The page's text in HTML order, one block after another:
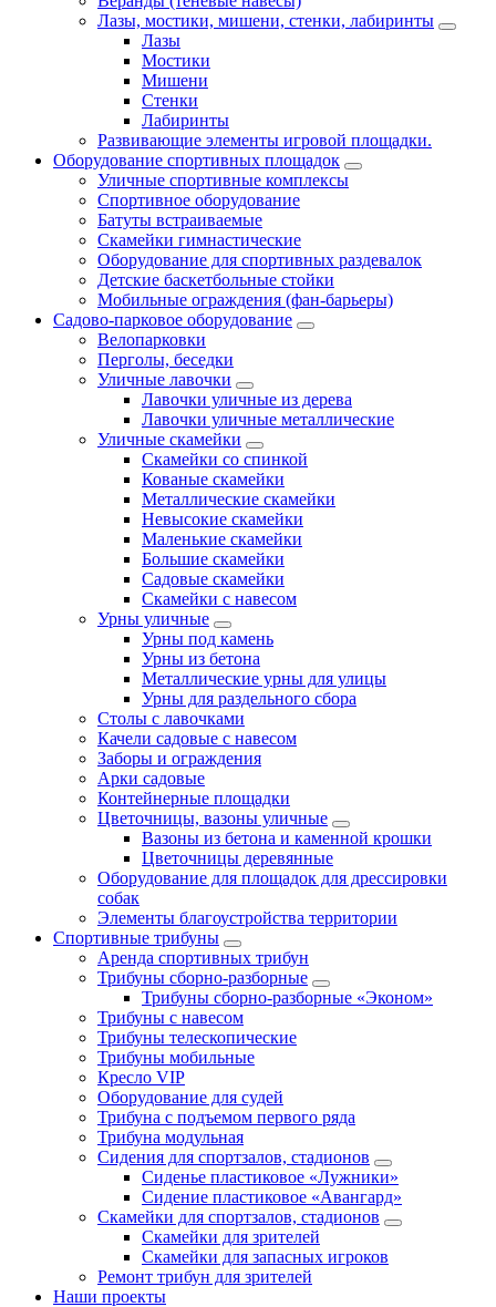
Лазы, мостики, мишени, стенки, лабиринты
Лазы
Мостики
Мишени
Стенки
Лабиринты
Развивающие элементы игровой площадки.
Оборудование спортивных площадок
Уличные спортивные комплексы
Спортивное оборудование
Батуты встраиваемые
Скамейки гимнастические
Оборудование для спортивных раздевалок
Детские баскетбольные стойки
Мобильные ограждения (фан-барьеры)
Садово-парковое оборудование
Велопарковки
Перголы, беседки
Уличные лавочки
Лавочки уличные из дерева
Лавочки уличные металлические
Уличные скамейки
Скамейки со спинкой
Кованые скамейки
Металлические скамейки
Невысокие скамейки
Маленькие скамейки
Большие скамейки
Садовые скамейки
Скамейки с навесом
Урны уличные
Урны под камень
Урны из бетона
Металлические урны для улицы
Урны для раздельного сбора
Столы с лавочками
Качели садовые с навесом
Заборы и ограждения
Арки садовые
Контейнерные площадки
Цветочницы, вазоны уличные
Вазоны из бетона и каменной крошки
Цветочницы деревянные
Оборудование для площадок для дрессировки
собак
Элементы благоустройства территории
Спортивные трибуны
Аренда спортивных трибун
Трибуны сборно-разборные
Трибуны сборно-разборные «Эконом»
Трибуны с навесом
Трибуны телескопические
Трибуны мобильные
Кресло VIP
Оборудование для судей
Трибуна с подъемом первого ряда
Трибуна модульная
Сидения для спортзалов, стадионов
Сиденье пластиковое «Лужники»
Сидение пластиковое «Авангард»
Скамейки для спортзалов, стадионов
Скамейки для зрителей
Скамейки для запасных игроков
Ремонт трибун для зрителей
Наши проекты